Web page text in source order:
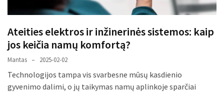
detalė,
kurios
svarbos
nuvertinti
Ateities elektros ir inžinerinės sistemos: kaip
jos keičia namų komfortą?
Mantas 2025-02-02
Technologijos tampa vis svarbesne mūsų kasdienio
gyvenimo dalimi, o jų taikymas namų aplinkoje sparčiai